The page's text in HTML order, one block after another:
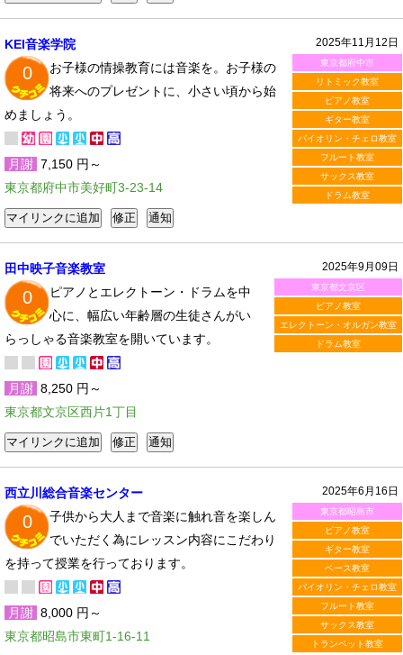
2025年11月12日
東京都府中市
リトミック教室
ピアノ教室
ギター教室
バイオリン・チェロ教室
フルート教室
サックス教室
ドラム教室
KEI音楽学院
0
お子様の情操教育には音楽を。お子様の
将来へのプレゼントに、小さい頃から始
めましょう。
月謝 7,150 円～
東京都府中市美好町3-23-14
2025年9月09日
東京都文京区
ピアノ教室
エレクトーン・オルガン教室
ドラム教室
田中映子音楽教室
0
ピアノとエレクトーン・ドラムを中
心に、幅広い年齢層の生徒さんがい
らっしゃる音楽教室を開いています。
月謝 8,250 円～
東京都文京区西片1丁目
2025年6月16日
東京都昭島市
ピアノ教室
ギター教室
ベース教室
バイオリン・チェロ教室
フルート教室
サックス教室
トランペット教室
西立川総合音楽センター
0
子供から大人まで音楽に触れ音を楽しん
でいただく為にレッスン内容にこだわり
を持って授業を行っております。
月謝 8,000 円～
東京都昭島市東町1-16-11